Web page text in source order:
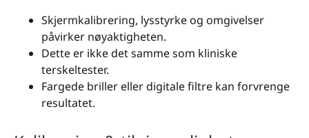
Skjermkalibrering, lysstyrke og omgivelser
påvirker nøyaktigheten.
Dette er ikke det samme som kliniske
terskeltester.
Fargede briller eller digitale filtre kan forvrenge
resultatet.